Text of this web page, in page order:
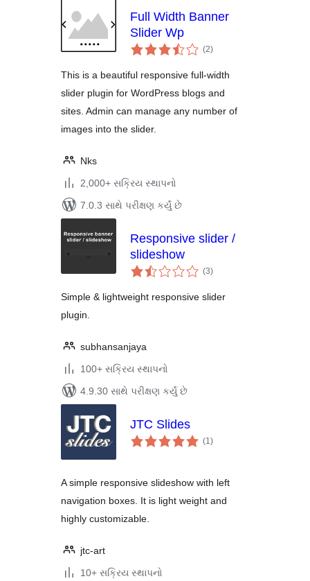
Full Width Banner
Slider Wp
(2કુલ
રેટિંગ્સ
)
This is a beautiful responsive full-width
slider plugin for WordPress blogs and
sites. Admin can manage any number of
images into the slider.
Nks
2,000+ સક્રિય સ્થાપનો
7.0.3 સાથે પરીક્ષણ કર્યું છે
Responsive slider /
slideshow
(3કુલ
રેટિંગ્સ
)
Simple & lightweight responsive slider
plugin.
subhansanjaya
100+ સક્રિય સ્થાપનો
4.9.30 સાથે પરીક્ષણ કર્યું છે
JTC Slides
(1કુલ
રેટિંગ્સ
)
A simple responsive slideshow with left
navigation boxes. It is light weight and
highly customizable.
jtc-art
10+ સક્રિય સ્થાપનો